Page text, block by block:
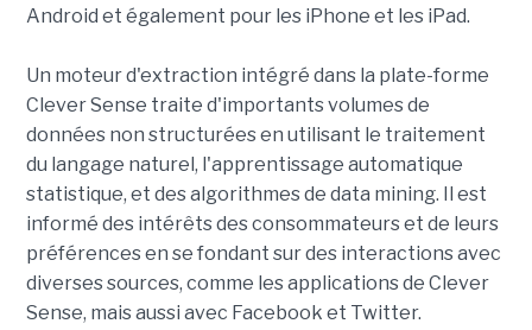
Android et également pour les iPhone et les iPad.
Un moteur d'extraction intégré dans la plate-forme
Clever Sense traite d'importants volumes de
données non structurées en utilisant le traitement
du langage naturel, l'apprentissage automatique
statistique, et des algorithmes de data mining. Il est
informé des intérêts des consommateurs et de leurs
préférences en se fondant sur des interactions avec
diverses sources, comme les applications de Clever
Sense, mais aussi avec Facebook et Twitter.